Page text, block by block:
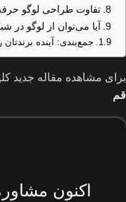
تفاوت طراحی لوگو
آیا می‌توان از لوگو در
جمع‌بندی: آینده
برای مشاهده مقاله جدید
قم
اکنون